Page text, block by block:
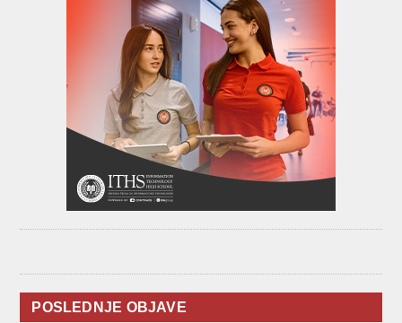
POSLEDNJE OBJAVE